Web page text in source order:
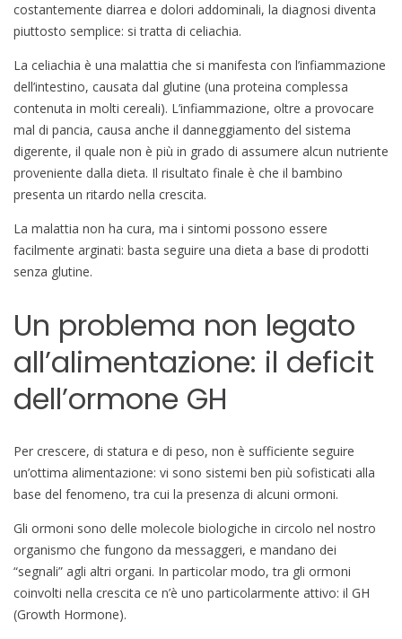
costantemente diarrea e dolori addominali, la diagnosi diventa
piuttosto semplice: si tratta di celiachia.
La celiachia è una malattia che si manifesta con l’infiammazione
dell’intestino, causata dal glutine (una proteina complessa
contenuta in molti cereali). L’infiammazione, oltre a provocare
mal di pancia, causa anche il danneggiamento del sistema
digerente, il quale non è più in grado di assumere alcun nutriente
proveniente dalla dieta. Il risultato finale è che il bambino
presenta un ritardo nella crescita.
La malattia non ha cura, ma i sintomi possono essere
facilmente arginati: basta seguire una dieta a base di prodotti
senza glutine.
Un problema non legato
all’alimentazione: il deficit
dell’ormone GH
Per crescere, di statura e di peso, non è sufficiente seguire
un’ottima alimentazione: vi sono sistemi ben più sofisticati alla
base del fenomeno, tra cui la presenza di alcuni ormoni.
Gli ormoni sono delle molecole biologiche in circolo nel nostro
organismo che fungono da messaggeri, e mandano dei
“segnali” agli altri organi. In particolar modo, tra gli ormoni
coinvolti nella crescita ce n’è uno particolarmente attivo: il GH
(Growth Hormone).